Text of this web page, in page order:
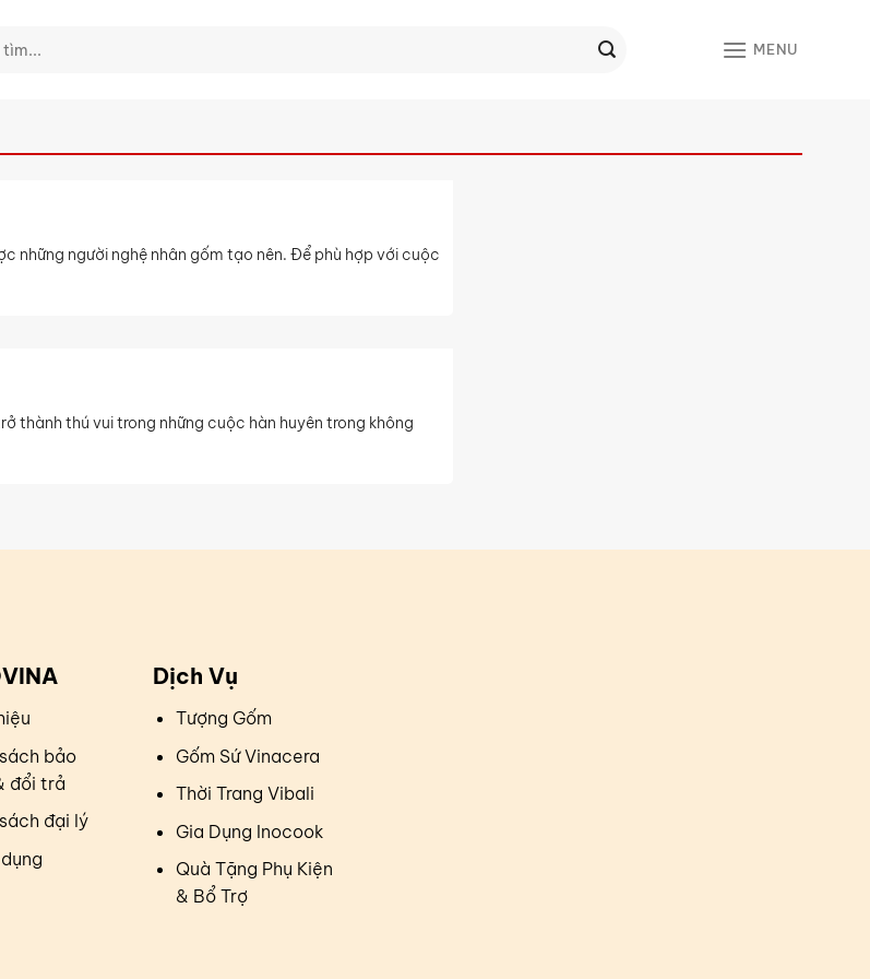
MENU
những người nghệ nhân gốm tạo nên. Để phù hợp với cuộc
thành thú vui trong những cuộc hàn huyên trong không
bảo
đổi trả
đại lý
Dịch Vụ
Tượng Gốm
Gốm Sứ Vinacera
Thời Trang Vibali
Gia Dụng Inocook
Quà Tặng Phụ Kiện
& Bổ Trợ